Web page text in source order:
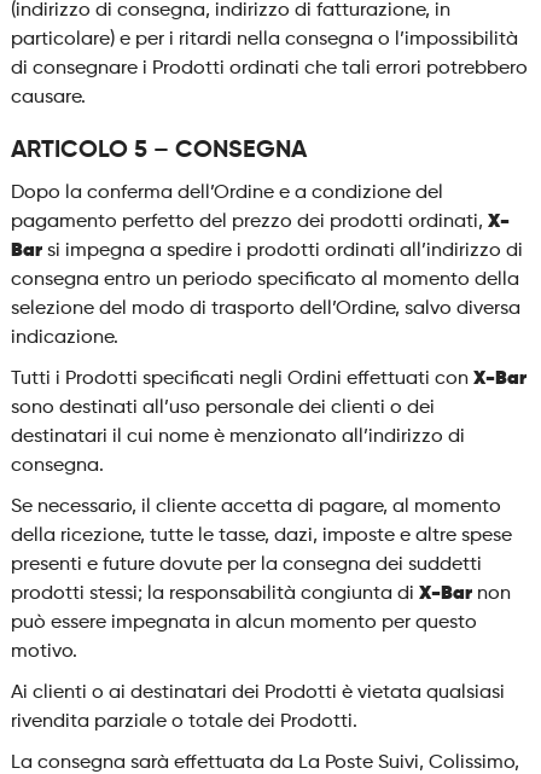
(indirizzo di consegna, indirizzo di fatturazione, in
particolare) e per i ritardi nella consegna o l’impossibilità
di consegnare i Prodotti ordinati che tali errori potrebbero
causare.
ARTICOLO 5 – CONSEGNA
Dopo la conferma dell’Ordine e a condizione del
pagamento perfetto del prezzo dei prodotti ordinati, X-
Barsi impegna a spedire i prodotti ordinati all’indirizzo di
consegna entro un periodo specificato al momento della
selezione del modo di trasporto dell’Ordine, salvo diversa
indicazione.
Tutti i Prodotti specificati negli Ordini effettuati con X-Bar
sono destinati all’uso personale dei clienti o dei
destinatari il cui nome è menzionato all’indirizzo di
consegna.
Se necessario, il cliente accetta di pagare, al momento
della ricezione, tutte le tasse, dazi, imposte e altre spese
presenti e future dovute per la consegna dei suddetti
prodotti stessi; la responsabilità congiunta di X-Barnon
può essere impegnata in alcun momento per questo
motivo.
Ai clienti o ai destinatari dei Prodotti è vietata qualsiasi
rivendita parziale o totale dei Prodotti.
La consegna sarà effettuata da La Poste Suivi, Colissimo,